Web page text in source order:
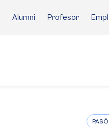
Alumni Profesor